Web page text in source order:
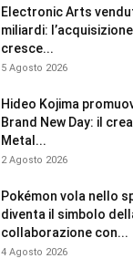
Electronic Arts
miliardi:
cresce...
5 Agosto 2026
Hideo Kojima
Brand New Day: il
Metal...
2 Agosto 2026
Pokémon vola nello
diventa il simbolo
collaborazione con...
4 Agosto 2026